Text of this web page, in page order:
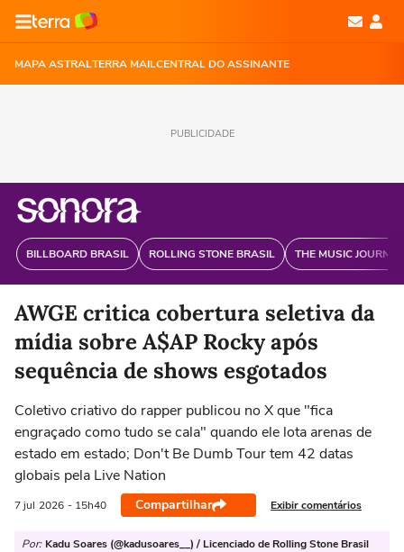
MAPA ASTRALTERRA MAILCENTRAL DO ASSINANTE
PUBLICIDADE
BILLBOARD BRASIL ROLLING STONE BRASIL THE MUSIC
AWGE critica cobertura seletiva da
mídia sobre A$AP Rocky após
sequência de shows esgotados
Coletivo criativo do rapper publicou no X que "fica
engraçado como tudo se cala" quando ele lota arenas de
estado em estado; Don't Be Dumb Tour tem 42 datas
globais pela Live Nation
7 jul 2026 - 15h40 Compartilhar Exibir comentários
Por: Kadu Soares (@kadusoares__) / Licenciado de Rolling Stone Brasil